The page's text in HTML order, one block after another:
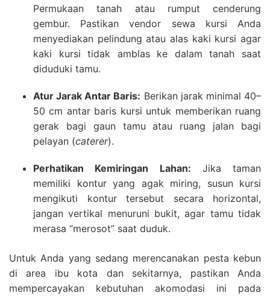
Permukaan tanah atau rumput cenderung
gembur. Pastikan vendor sewa kursi Anda
menyediakan pelindung atau alas kaki kursi agar
kaki kursi tidak amblas ke dalam tanah saat
diduduki tamu.
Atur Jarak Antar Baris: Berikan jarak minimal 40–
50 cm antar baris kursi untuk memberikan ruang
gerak bagi gaun tamu atau ruang jalan bagi
pelayan (caterer).
Perhatikan Kemiringan Lahan: Jika taman
memiliki kontur yang agak miring, susun kursi
mengikuti kontur tersebut secara horizontal,
jangan vertikal menuruni bukit, agar tamu tidak
merasa “merosot” saat duduk.
Untuk Anda yang sedang merencanakan pesta kebun
di area ibu kota dan sekitarnya, pastikan Anda
mempercayakan kebutuhan akomodasi ini pada